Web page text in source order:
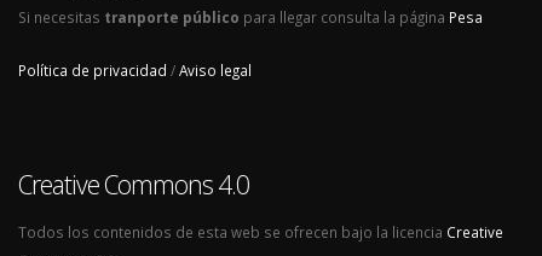
Si necesitas tranporte público para llegar consulta la página Pesa
Política de privacidad /Aviso legal
Creative Commons 4.0
Todos los contenidos de esta web se ofrecen bajo la licencia Creative